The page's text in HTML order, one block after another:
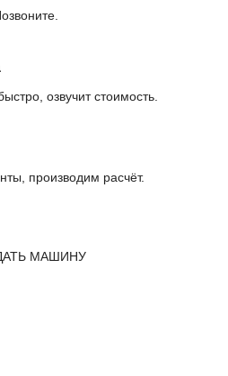
озвучит стоимость.
производим расчёт.
МАШИНУ